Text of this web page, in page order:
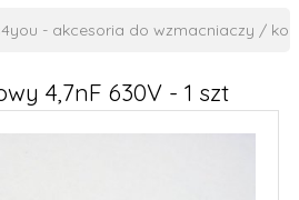
- akcesoria do wzmacniaczy /
4,7nF 630V - 1 szt